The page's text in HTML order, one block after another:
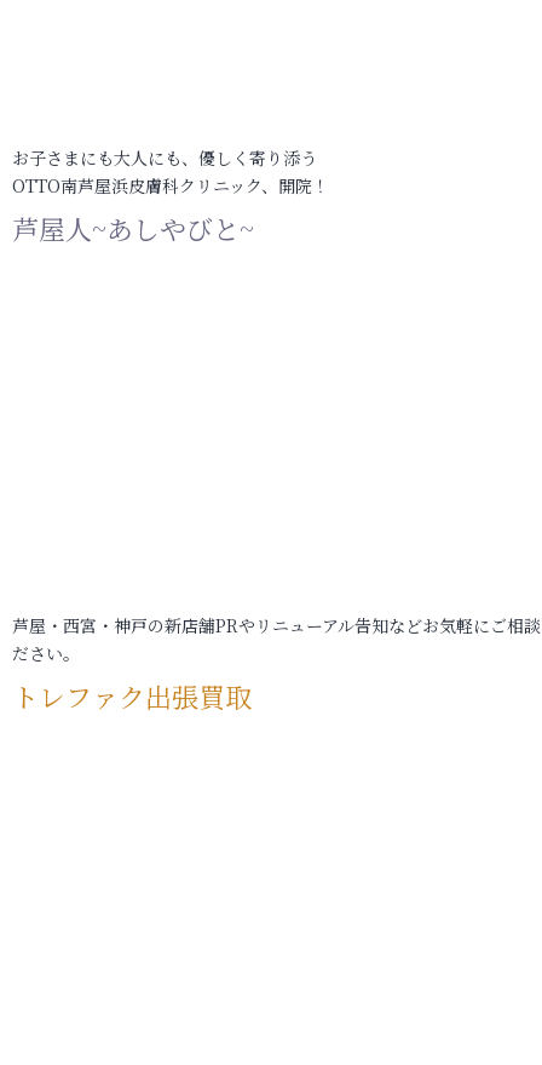
お子さまにも大人にも、優しく寄り添う
OTTO南芦屋浜皮膚科クリニック、開院！
芦屋人~あしやびと~
芦屋・西宮・神戸の新店舗PRやリニューアル告知などお気軽にご相
ださい。
トレファク出張買取